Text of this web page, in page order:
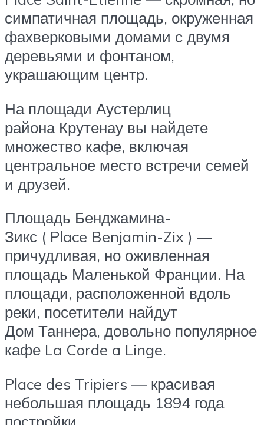
симпатичная площадь, окруженная
фахверковыми домами с двумя
деревьями и фонтаном,
украшающим центр.
На площади Аустерлиц
района Крутенау вы найдете
множество кафе, включая
центральное место встречи семей
и друзей.
Площадь Бенджамина-
Зикс ( Place Benjamin-Zix ) —
причудливая, но оживленная
площадь Маленькой Франции. На
площади, расположенной вдоль
реки, посетители найдут
Дом Таннера, довольно популярное
кафе La Corde a Linge.
Place des Tripiers — красивая
небольшая площадь 1894 года